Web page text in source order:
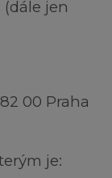
(dále jen
00 Praha
je: